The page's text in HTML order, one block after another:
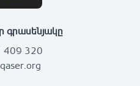
գրասենյակը
409 320